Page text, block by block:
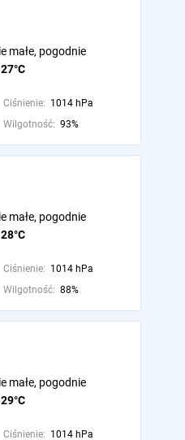
27°C
małe, pogodnie
Ciśnienie: 1014 hPa
Wilgotność: 93%
28°C
małe, pogodnie
Ciśnienie: 1014 hPa
Wilgotność: 88%
29°C
małe, pogodnie
Ciśnienie: 1014 hPa